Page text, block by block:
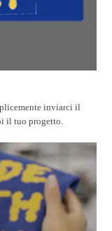
inviarci il
il tuo progetto.